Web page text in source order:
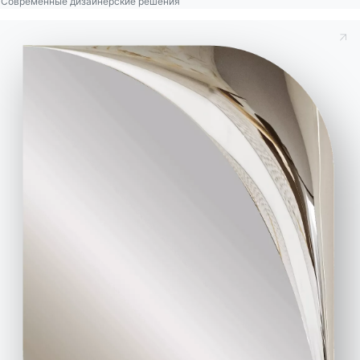
Консоли Bontempi – это многофункциональная
мебель, идеально подходящая для прихожей,
вписывающаяся в любой интерьер. Они могут
использоваться как простые поверхности или
превращаться в стильные письменные столы